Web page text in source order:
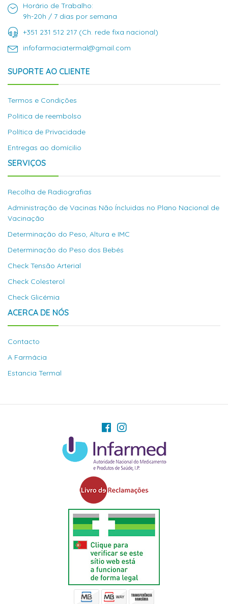
Horário de Trabalho:
9h-20h / 7 dias por semana
+351 231 512 217 (Ch. rede fixa nacional)
infofarmaciatermal@gmail.com
SUPORTE AO CLIENTE
Termos e Condições
Politica de reembolso
Política de Privacidade
Entregas ao domícilio
SERVIÇOS
Recolha de Radiografias
Administração de Vacinas Não Íncluidas no Plano Nacional de
Vacinação
Determinação do Peso, Altura e IMC
Determinação do Peso dos Bebés
Check Tensão Arterial
Check Colesterol
Check Glicémia
ACERCA DE NÓS
Contacto
A Farmácia
Estancia Termal